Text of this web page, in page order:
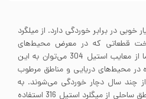
مقاومت بسیار خوبی در برابر خوردگی دارد. از میلگرد
ساخت قطعاتی که در معرض محیط‌های
خورنده هستند استفاده کرد. اما از معایب استیل 304 می‌توان به این
در محیط‌های دریایی و مناطق مرطوب
چند سال دچار خوردگی می‌شوند. به
همین دلیل بهتر است برای مناطق ساحلی از میگلرد استیل 316 استفاده